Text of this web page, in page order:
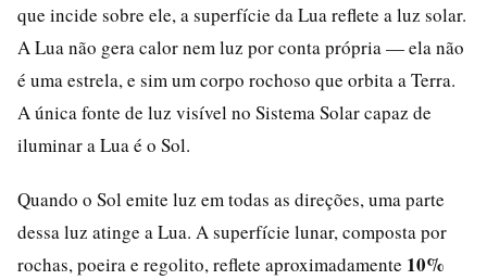
que incide sobre ele, a superfície da Lua reflete a luz solar.
A Lua não gera calor nem luz por conta própria — ela não
é uma estrela, e sim um corpo rochoso que orbita a Terra.
A única fonte de luz visível no Sistema Solar capaz de
iluminar a Lua é o Sol.
Quando o Sol emite luz em todas as direções, uma parte
dessa luz atinge a Lua. A superfície lunar, composta por
rochas, poeira e regolito, reflete aproximadamente 10%